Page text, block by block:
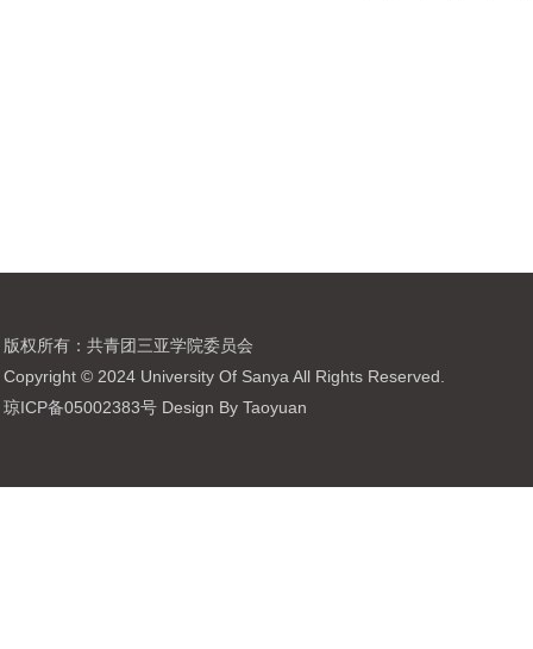
版权所有：共青团三亚学院委员会
Copyright © 2024 University Of Sanya All Rights Reserved.
琼ICP备05002383号 Design By Taoyuan